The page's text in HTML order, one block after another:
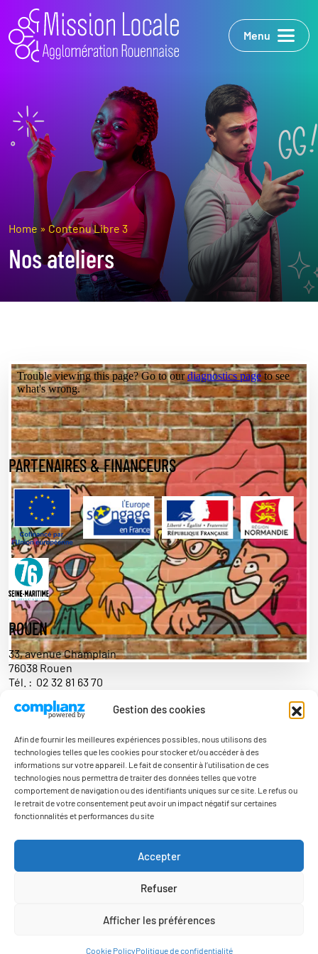
Gestion des cookies
Afin de fournir les meilleures expériences possibles, nous utilisons des
technologies telles que les cookies pour stocker et/ou accéder à des
informations sur votre appareil. Le fait de consentir à l’utilisation de ces
technologies nous permettra de traiter des données telles que votre
comportement de navigation ou des identifiants uniques sur ce site. Le refus ou
le retrait de votre consentement peut avoir un impact négatif sur certaines
fonctionnalités et performances du site
Accepter
Refuser
Afficher les préférences
Cookie PolicyPolitique de confidentialité
Menu
Home » Contenu Libre 3
Nos ateliers
PARTENAIRES & FINANCEURS
ROUEN
33, avenue Champlain
76038 Rouen
Tél. : 02 32 81 63 70
Contact
Contact